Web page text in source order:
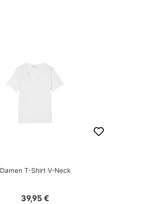
Damen T-Shirt V-Neck
Regulärer Preis:
39,95 €